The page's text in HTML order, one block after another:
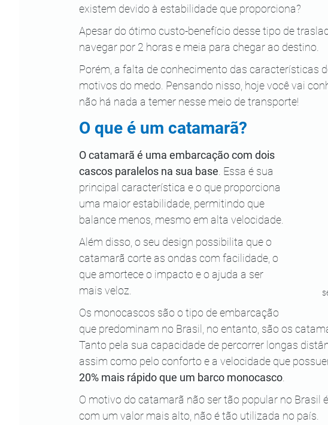
existem devido à estabilidade que proporciona?
Apesar do ótimo custo-benefício desse tipo de
navegar por 2 horas e meia para chegar ao destino.
Porém, a falta de conhecimento das características
motivos do medo. Pensando nisso, hoje você vai
não há nada a temer nesse meio de transporte!
O que é um catamarã?
O catamarã é uma embarcação com dois
cascos paralelos na sua base . Essa é sua
principal característica e o que proporciona
uma maior estabilidade, permitindo que
balance menos, mesmo em alta velocidade.
Além disso, o seu design possibilita que o
catamarã corte as ondas com facilidade, o
que amortece o impacto e o ajuda a ser
mais veloz.
Os monocascos são o tipo de embarcação
que predominam no Brasil, no entanto, são os
Tanto pela sua capacidade de percorrer longas
assim como pelo conforto e a velocidade que
20% mais rápido que um barco monocasco
O motivo do catamarã não ser tão popular no Brasil
com um valor mais alto, não é tão utilizada no país.